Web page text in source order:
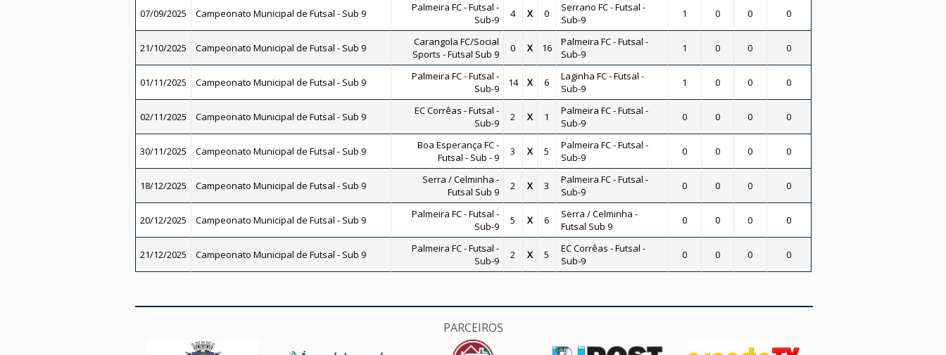
07/09/2025 Campeonato Municipal de Futsal - Sub 9
Palmeira FC - Futsal -
Sub-9
4 X 0
Serrano FC - Futsal -
Sub-9
1 0 0 0
21/10/2025 Campeonato Municipal de Futsal - Sub 9
Carangola FC/Social
Sports - Futsal Sub 9
0 X 16
Palmeira FC - Futsal -
Sub-9
1 0 0 0
01/11/2025 Campeonato Municipal de Futsal - Sub 9
Palmeira FC - Futsal -
Sub-9
14 X 6
Laginha FC - Futsal -
Sub-9
1 0 0 0
02/11/2025 Campeonato Municipal de Futsal - Sub 9
EC Corrêas - Futsal -
Sub-9
2 X 1
Palmeira FC - Futsal -
Sub-9
0 0 0 0
30/11/2025 Campeonato Municipal de Futsal - Sub 9
Boa Esperança FC -
Futsal - Sub - 9
3 X 5
Palmeira FC - Futsal -
Sub-9
0 0 0 0
18/12/2025 Campeonato Municipal de Futsal - Sub 9
Serra / Celminha -
Futsal Sub 9
2 X 3
Palmeira FC - Futsal -
Sub-9
0 0 0 0
20/12/2025 Campeonato Municipal de Futsal - Sub 9
Palmeira FC - Futsal -
Sub-9
5 X 6
Serra / Celminha -
Futsal Sub 9
0 0 0 0
21/12/2025 Campeonato Municipal de Futsal - Sub 9
Palmeira FC - Futsal -
Sub-9
2 X 5
EC Corrêas - Futsal -
Sub-9
0 0 0 0
PARCEIROS